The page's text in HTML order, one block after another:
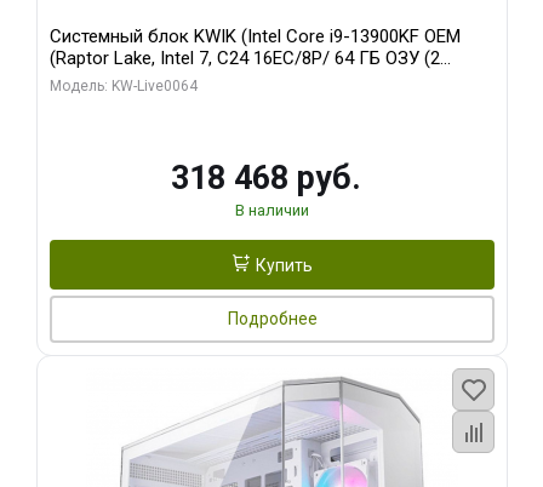
Системный блок KWIK (Intel Core i9-13900KF OEM
(Raptor Lake, Intel 7, C24 16EC/8P/ 64 ГБ ОЗУ (2
модуля)/ ASUS RTX5080 PROART OC 16GB GDDR7
Модель: KW-Live0064
318 468 руб.
В наличии
Купить
Подробнее